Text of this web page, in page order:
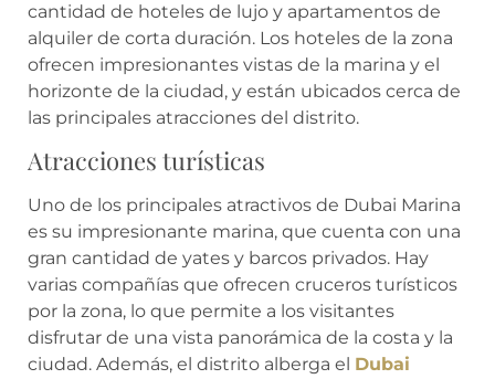
cantidad de hoteles de lujo y apartamentos de
alquiler de corta duración. Los hoteles de la zona
ofrecen impresionantes vistas de la marina y el
horizonte de la ciudad, y están ubicados cerca de
las principales atracciones del distrito.
Atracciones turísticas
Uno de los principales atractivos de Dubai Marina
es su impresionante marina, que cuenta con una
gran cantidad de yates y barcos privados. Hay
varias compañías que ofrecen cruceros turísticos
por la zona, lo que permite a los visitantes
disfrutar de una vista panorámica de la costa y la
ciudad. Además, el distrito alberga el Dubai